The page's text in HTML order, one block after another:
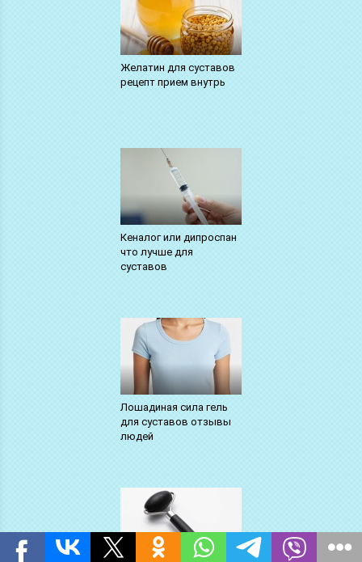
Желатин для суставов
рецепт прием внутрь
Кеналог или дипроспан
что лучше для
суставов
Лошадиная сила гель
для суставов отзывы
людей